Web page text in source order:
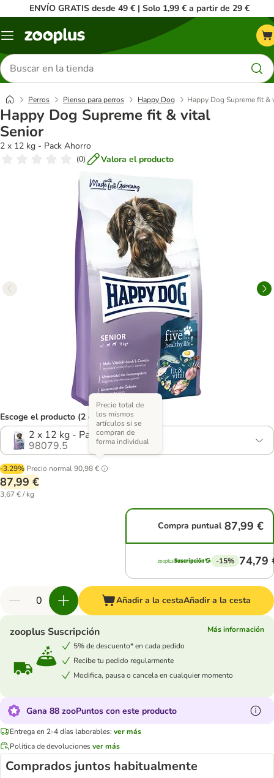
ENVÍO GRATIS desde 49 € | Solo 1,99 € a partir de 29 €
Menú
Buscar
productos
Perros Pienso para perros Happy Dog Happy Dog Supreme fit &
Happy Dog Supreme fit & vital
Senior
2 x 12 kg - Pack Ahorro
(0) Valora el producto
Escoge el producto (2 opciones)
2 x 12 kg - Pack Ahorro
98079.5
-3.29% Precio normal90,98 €
Precio total de
los mismos
artículos si se
compran de
forma individual
87,99 €
3,67 € / kg
Compra puntual 87,99 €
-15% 74,79
Añadir a la cestaAñadir a la cesta
zooplus Suscripción
Más información
5% de descuento* en cada pedido
Recibe tu pedido regularmente
Modifica, pausa o cancela en cualquier momento
Gana 88 zooPuntos con este producto
Entrega en 2-4 días laborables: ver más
Política de devolucionesver más
Comprados juntos habitualmente